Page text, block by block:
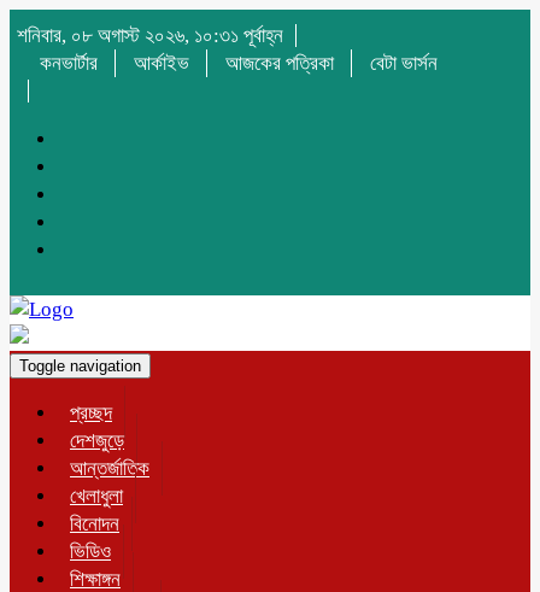
শনিবার, ০৮ অগাস্ট ২০২৬, ১০:৩১ পূর্বাহ্ন
কনভার্টার
আর্কাইভ আজকের পত্রিকা বেটা ভার্সন
Toggle navigation
প্রচ্ছদ
দেশজুড়ে
আন্তর্জাতিক
খেলাধুলা
বিনোদন
ভিডিও
শিক্ষাঙ্গন